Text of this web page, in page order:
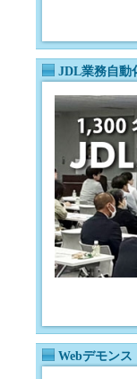
JDL業務自動
Webデモン